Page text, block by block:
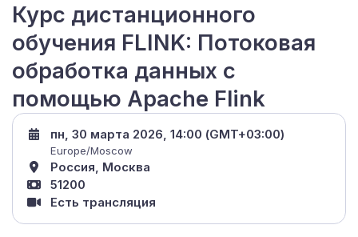
Курс дистанционного
обучения FLINK: Потоковая
обработка данных с
помощью Apache Flink
пн, 30 марта 2026, 14:00 (GMT+03:00)
Europe/Moscow
Россия, Москва
51200
Есть трансляция